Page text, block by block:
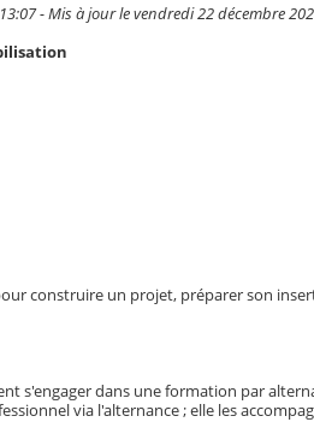
- Mis à jour le vendredi 22 décembre
construire un projet, préparer son
s'engager dans une formation par
via l'alternance ; elle les